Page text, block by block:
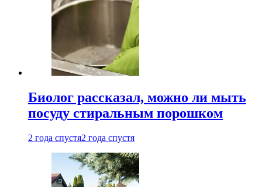
Биолог рассказал, можно ли мыть
посуду стиральным порошком
2 года спустя2 года спустя